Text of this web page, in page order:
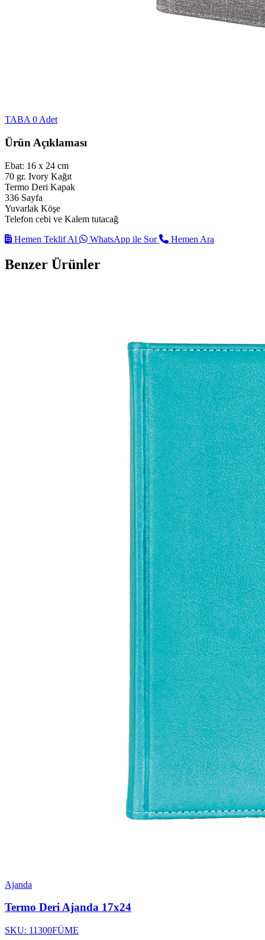
TABA 0 Adet
Ürün Açıklaması
Ebat: 16 x 24 cm
70 gr. Ivory Kağıt
Termo Deri Kapak
336 Sayfa
Yuvarlak Köşe
Telefon cebi ve Kalem tutacağ
Hemen Teklif Al
WhatsApp ile Sor Hemen Ara
Benzer Ürünler
Ajanda
Termo Deri Ajanda 17x24
SKU: 11300FÜME